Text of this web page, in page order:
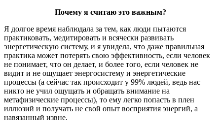
Почему я считаю это важным?
Я долгое время наблюдала за тем, как люди пытаются
практиковать, медитировать и всячески развивать
энергетическую систему, и я увидела, что даже правильная
практика может потерять свою эффективность, если человек
не понимает, что он делает, и более того, если человек не
видит и не ощущает энергосистему и энергетические
процессы (а сейчас так происходит у 99% людей, ведь нас
никто не учил ощущать и обращать внимание на
метафизические процессы), то ему легко попасть в плен
иллюзий и получать не свой опыт восприятия энергий, а
навязанный извне.